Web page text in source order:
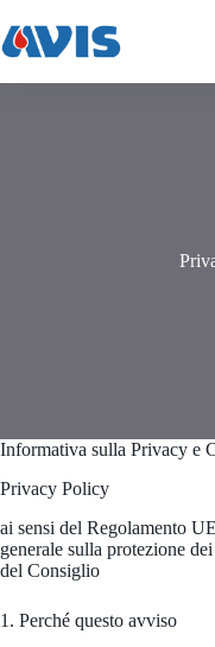
al
contenuto
Informativa sulla Privacy e
Privacy Policy
ai sensi del Regolamento
generale sulla protezione
del Consiglio
1. Perché questo avviso